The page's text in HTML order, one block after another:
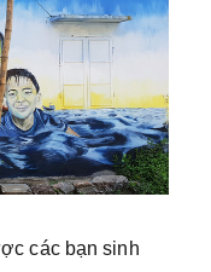
các bạn sinh